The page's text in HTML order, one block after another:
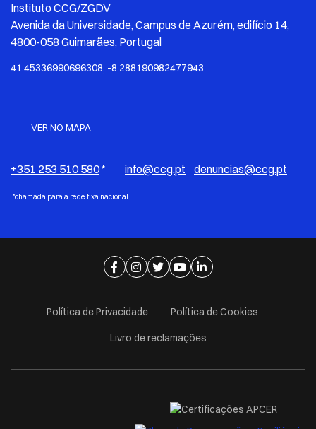
Instituto CCG/ZGDV
Avenida da Universidade, Campus de Azurém, edifício 14,
4800-058 Guimarães, Portugal
41.45336990696308, -8.288190982477943
VER NO MAPA
+351 253 510 580* info@ccg.pt denuncias@ccg.pt
*chamada para a rede fixa nacional
Ir para página de facebook
Ir para página de instagram
Ir para página de twitter
Ir para página de youtube
Ir para página de
Política de Privacidade Política de Cookies
Livro de reclamações